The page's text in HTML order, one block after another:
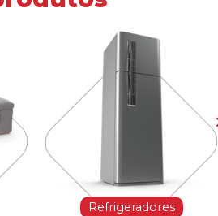
Refrigeradores